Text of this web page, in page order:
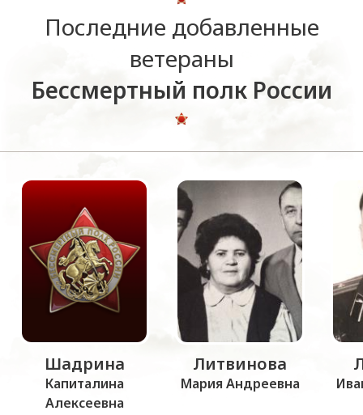
Последние добавленные
ветераны
Бессмертный полк России
Шадрина
Капиталина
Алексеевна
Литвинова
Мария Андреевна